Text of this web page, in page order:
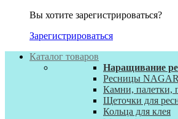
Вы хотите зарегистрироваться?
Зарегистрироваться
Каталог товаров
Наращивание
Ресницы
Камни, палетки,
Щеточки для
Кольца для клея